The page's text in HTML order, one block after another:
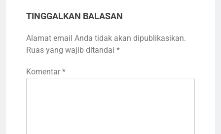
TINGGALKAN BALASAN
Alamat email Anda tidak akan dipublikasikan.
Ruas yang wajib ditandai *
Komentar *